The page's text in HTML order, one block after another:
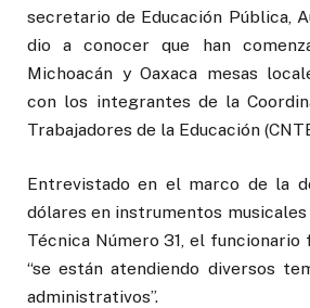
secretario de Educación Pública,
dio a conocer que han
Michoacán y Oaxaca mesas
con los integrantes de la
Trabajadores de la Educación
Entrevistado en el marco de la
dólares en instrumentos musicales
Técnica Número 31, el funcionario
“se están atendiendo diversos
administrativos”.